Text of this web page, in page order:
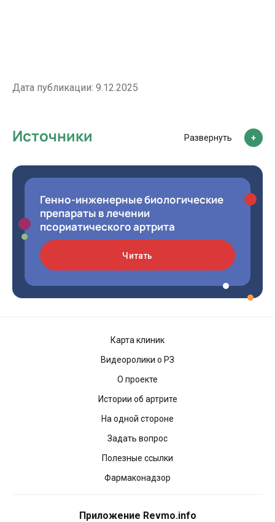
Дата публикации: 9.12.2025
Генно-инженерные биологические
препараты в лечении
псориатического артрита
Читать
Источники Развернуть
Приложение Revmo.info
Карта клиник
Видеоролики о РЗ
О проекте
Истории об артрите
На одной стороне
Задать вопрос
Полезные ссылки
Фармаконадзор